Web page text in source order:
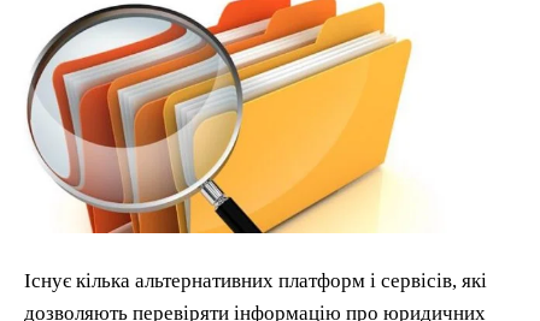
Існує кілька альтернативних платформ і сервісів, які
дозволяють перевіряти інформацію про юридичних